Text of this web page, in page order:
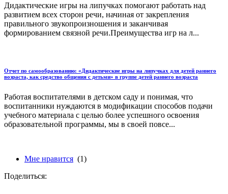
Дидактические игры на липучках помогают работать над
развитием всех сторон речи, начиная от закрепления
правильного звукопроизношения и заканчивая
формированием связной речи.Преимущества игр на л...
Отчет по самообразованию: «Дидактические игры на липучках для детей раннего
возраста, как средство общения с детьми» в группе детей раннего возраста
Работая воспитателями в детском саду и понимая, что
воспитанники нуждаются в модификации способов подачи
учебного материала с целью более успешного освоения
образовательной программы, мы в своей повсе...
Мне нравится (1)
Поделиться: